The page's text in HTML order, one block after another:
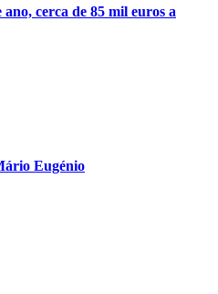
cerca de 85 mil euros a
Eugénio